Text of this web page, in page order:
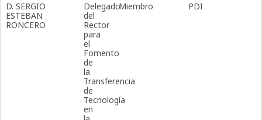
D. SERGIO
ESTEBAN
RONCERO
Delegado
del
Rector
para
el
Fomento
de
la
Transferencia
de
Tecnología
en
Miembro PDI